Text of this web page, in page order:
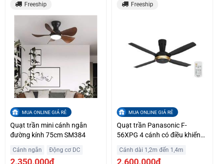
Freeship
MUA ONLINE GIÁ RẺ
Quạt trần mini cánh ngắn
đường kính 75cm SM384
Cánh ngắn Động cơ DC
2.350.000₫
Freeship
MUA ONLINE GIÁ RẺ
Quạt trần Panasonic F-
56XPG 4 cánh có điều khiển
Cánh dài 1,2m đến 1,4m
2.600.000₫